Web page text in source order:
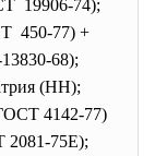
19906-74);
450-77) +
68);
(НН);
4142-77)
75E);